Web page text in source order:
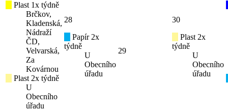
Plast 1x týdně
Brčkov,
Kladenská,
Nádraží
ČD,
Velvarská,
Za
Kovárnou
Plast 2x týdně
U
Obecního
úřadu
28
Papír 2x
týdně
U
Obecního
úřadu
29
30
Plast 2x
týdně
U
Obecního
úřadu